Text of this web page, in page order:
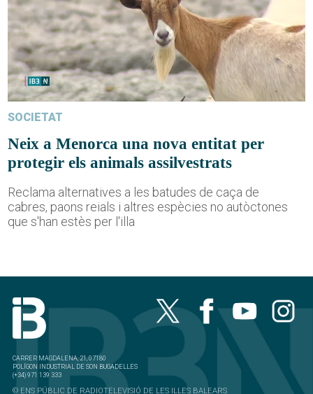
SOCIETAT
Neix a Menorca una nova entitat per
protegir els animals assilvestrats
Reclama alternatives a les batudes de caça de
cabres, paons reials i altres espècies no autòctones
que s'han estès per l'illa
CARRER MAGDALENA, 21, 07180
POLÍGON INDUSTRIAL DE SON BUGADELLES
(+34) 971 139 333
© ENS PÚBLIC DE RADIOTELEVISIÓ DE LES ILLES BALEARS